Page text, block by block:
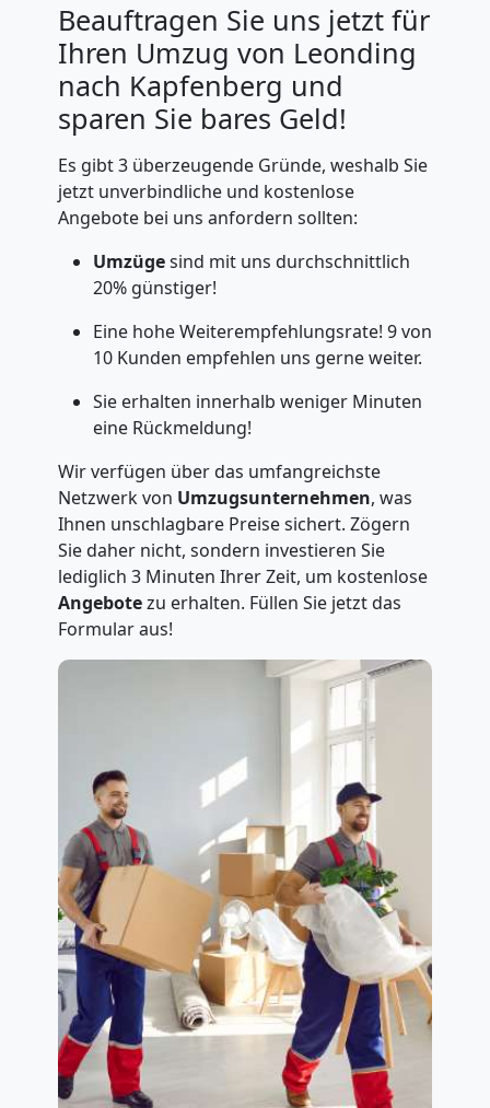
Beauftragen Sie uns jetzt für
Ihren Umzug von Leonding
nach Kapfenberg und
sparen Sie bares Geld!
Es gibt 3 überzeugende Gründe, weshalb Sie
jetzt unverbindliche und kostenlose
Angebote bei uns anfordern sollten:
Umzügesind mit uns durchschnittlich
20% günstiger!
Eine hohe Weiterempfehlungsrate! 9 von
10 Kunden empfehlen uns gerne weiter.
Sie erhalten innerhalb weniger Minuten
eine Rückmeldung!
Wir verfügen über das umfangreichste
Netzwerk von Umzugsunternehmen, was
Ihnen unschlagbare Preise sichert. Zögern
Sie daher nicht, sondern investieren Sie
lediglich 3 Minuten Ihrer Zeit, um kostenlose
Angebotezu erhalten. Füllen Sie jetzt das
Formular aus!